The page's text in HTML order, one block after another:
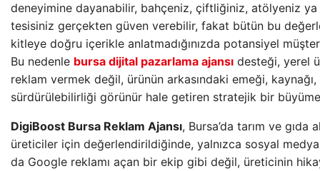
deneyimine dayanabilir, bahçeniz, çiftliğiniz, atölyeniz
tesisiniz gerçekten güven verebilir, fakat bütün bu
kitleye doğru içerikle anlatmadığınızda potansiyel
Bu nedenle bursa dijital pazarlama ajansı desteği, yerel
reklam vermek değil, ürünün arkasındaki emeği,
sürdürülebilirliği görünür hale getiren stratejik bir büyüme
DigiBoost Bursa Reklam Ajansı, Bursa’da tarım ve gıda
üreticiler için değerlendirildiğinde, yalnızca sosyal medya
da Google reklamı açan bir ekip gibi değil, üreticinin